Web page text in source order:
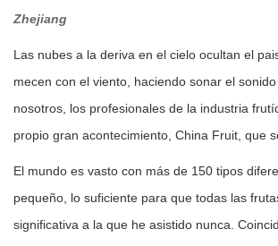
Zhejiang
Las nubes a la deriva en el cielo ocultan el
mecen con el viento, haciendo sonar el
nosotros, los profesionales de la industria
propio gran acontecimiento, China Fruit, que
El mundo es vasto con más de 150 tipos
pequeño, lo suficiente para que todas las
significativa a la que he asistido nunca.